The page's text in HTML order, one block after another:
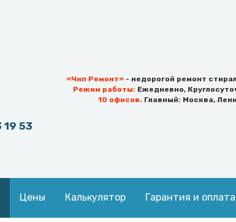
19 53
«Чип Ремонт» - недорогой ремонт
Режим работы: Ежедневно,
10 офисов. Главный: Москва,
Цены Калькулятор Гарантия и оплата